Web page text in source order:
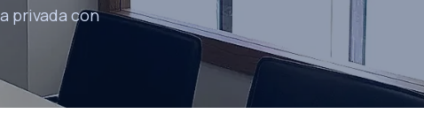
privada con